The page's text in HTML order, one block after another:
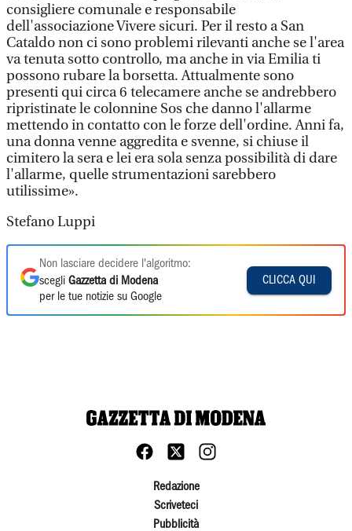
consigliere comunale e responsabile
dell'associazione Vivere sicuri. Per il resto a San
Cataldo non ci sono problemi rilevanti anche se l'area
va tenuta sotto controllo, ma anche in via Emilia ti
possono rubare la borsetta. Attualmente sono
presenti qui circa 6 telecamere anche se andrebbero
ripristinate le colonnine Sos che danno l'allarme
mettendo in contatto con le forze dell'ordine. Anni fa,
una donna venne aggredita e svenne, si chiuse il
cimitero la sera e lei era sola senza possibilità di dare
l'allarme, quelle strumentazioni sarebbero
utilissime».
Stefano Luppi
Non lasciare decidere l'algoritmo:
scegli Gazzetta di Modena
per le tue notizie su Google
CLICCA QUI
Redazione
Scriveteci
Pubblicità